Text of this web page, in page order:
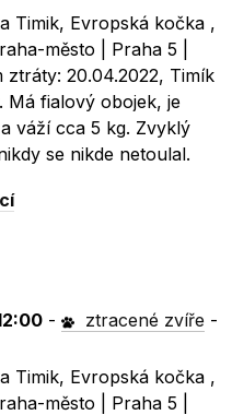
Timik, Evropská kočka ,
město | Praha 5 |
ztráty: 20.04.2022, Timík
fialový obojek, je
váží cca 5 kg. Zvyklý
se nikde netoulal.
- ztracené zvíře -
Timik, Evropská kočka ,
město | Praha 5 |